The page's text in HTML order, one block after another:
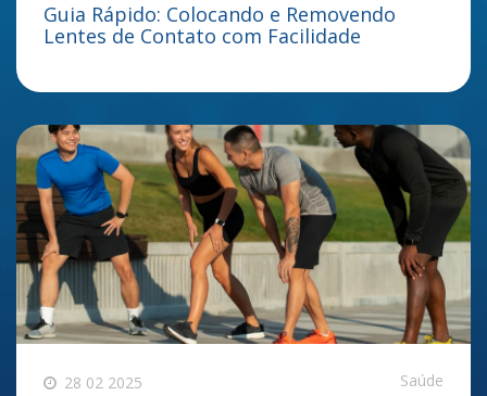
Guia Rápido: Colocando e Removendo
Lentes de Contato com Facilidade
28 02 2025 Saúde